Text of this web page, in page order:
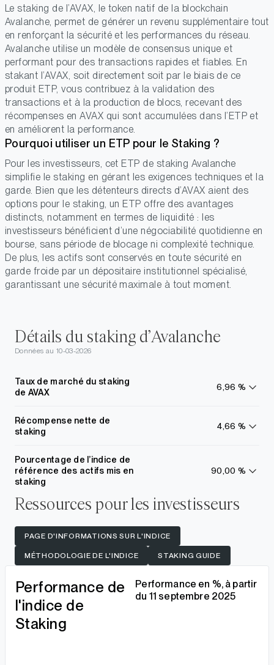
Le staking de l’AVAX, le token natif de la blockchain
Avalanche, permet de générer un revenu supplémentaire tout
en renforçant la sécurité et les performances du réseau.
Avalanche utilise un modèle de consensus unique et
performant pour des transactions rapides et fiables. En
stakant l’AVAX, soit directement soit par le biais de ce
produit ETP, vous contribuez à la validation des
transactions et à la production de blocs, recevant des
récompenses en AVAX qui sont accumulées dans l’ETP et
en améliorent la performance.
Pourquoi utiliser un ETP pour le Staking ?
Pour les investisseurs, cet ETP de staking Avalanche
simplifie le staking en gérant les exigences techniques et la
garde. Bien que les détenteurs directs d’AVAX aient des
options pour le staking, un ETP offre des avantages
distincts, notamment en termes de liquidité : les
investisseurs bénéficient d’une négociabilité quotidienne en
bourse, sans période de blocage ni complexité technique.
De plus, les actifs sont conservés en toute sécurité en
garde froide par un dépositaire institutionnel spécialisé,
garantissant une sécurité maximale à tout moment.
Détails du staking d’Avalanche
Données au 10-03-2026
Taux de marché du staking
de AVAX
6,96 %
Récompense nette de
staking
4,66 %
Pourcentage de l’indice de
référence des actifs mis en
staking
90,00 %
Ressources pour les investisseurs
PAGE D'INFORMATIONS SUR L'INDICE
MÉTHODOLOGIE DE L'INDICE STAKING GUIDE
Performance de
l'indice de
Staking
Performance en %, à partir
du 11 septembre 2025